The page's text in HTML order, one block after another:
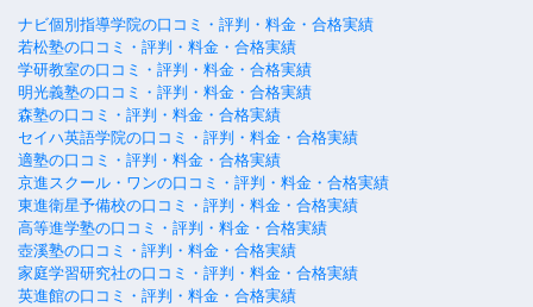
ナビ個別指導学院の口コミ・評判・料金・合格実績
若松塾の口コミ・評判・料金・合格実績
学研教室の口コミ・評判・料金・合格実績
明光義塾の口コミ・評判・料金・合格実績
森塾の口コミ・評判・料金・合格実績
セイハ英語学院の口コミ・評判・料金・合格実績
適塾の口コミ・評判・料金・合格実績
京進スクール・ワンの口コミ・評判・料金・合格実績
東進衛星予備校の口コミ・評判・料金・合格実績
高等進学塾の口コミ・評判・料金・合格実績
壺溪塾の口コミ・評判・料金・合格実績
家庭学習研究社の口コミ・評判・料金・合格実績
英進館の口コミ・評判・料金・合格実績